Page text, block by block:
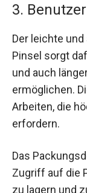
3.
Der leichte
Pinsel sorgt
und auch
ermöglichen.
Arbeiten, die
erfordern.
Das
Zugriff auf die
zu lagern und